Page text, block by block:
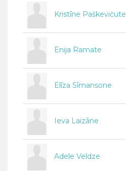
Kristīne Paškevičute
Enija Ramate
Elīza Sīmansone
Ieva Laizāne
Adele Veldze